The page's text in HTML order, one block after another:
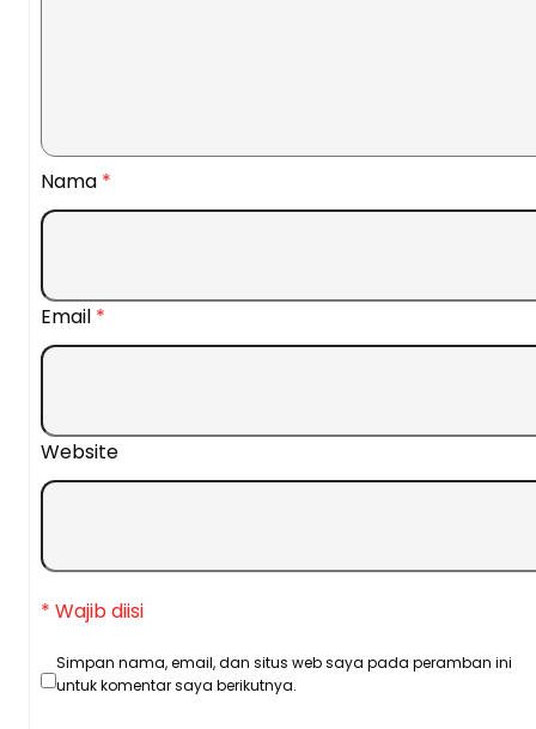
Nama *
Email *
Website
* Wajib diisi
Simpan nama, email, dan situs web saya pada peramban ini
untuk komentar saya berikutnya.